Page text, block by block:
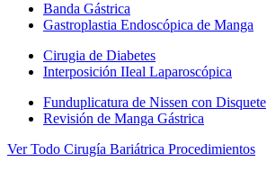
Banda Gástrica
Gastroplastia Endoscópica de Manga
Cirugia de Diabetes
Interposición IIeal Laparoscópica
Funduplicatura de Nissen con Disquete
Revisión de Manga Gástrica
Ver Todo Cirugía Bariátrica Procedimientos